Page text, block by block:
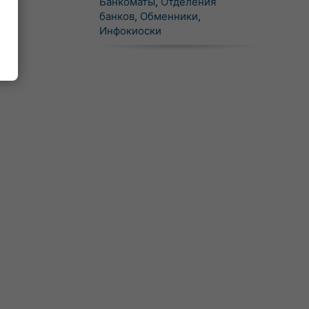
банков, Обменники,
Инфокиоски